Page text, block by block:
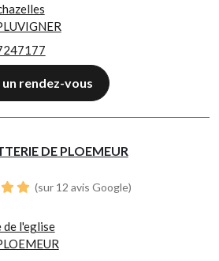
un rendez-vous
DE PLOEMEUR
(sur 12 avis Google)
de l'eglise